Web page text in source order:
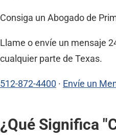
Consiga un Abogado de
Llame o envíe un mensaje
cualquier parte de Texas.
512-872-4400 · Envíe un
¿Qué Significa